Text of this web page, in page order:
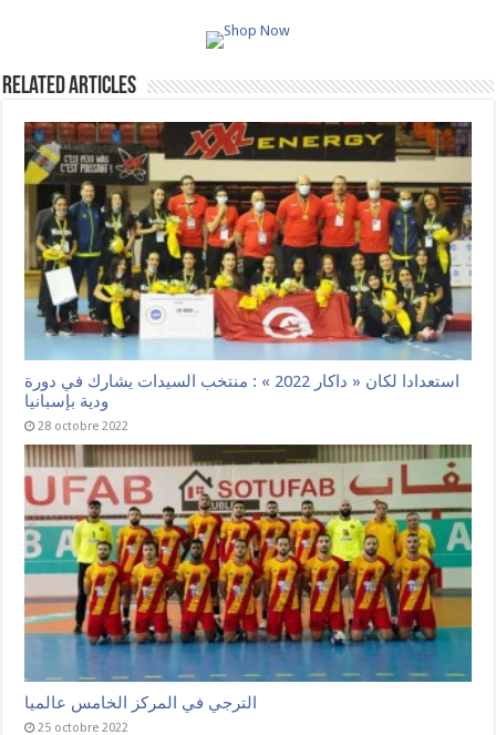
Related Articles
استعدادا لكان « داكار 2022 » : منتخب السيدات يشارك في دورة
ودية بإسبانيا
28 octobre 2022
الترجي في المركز الخامس عالميا
25 octobre 2022